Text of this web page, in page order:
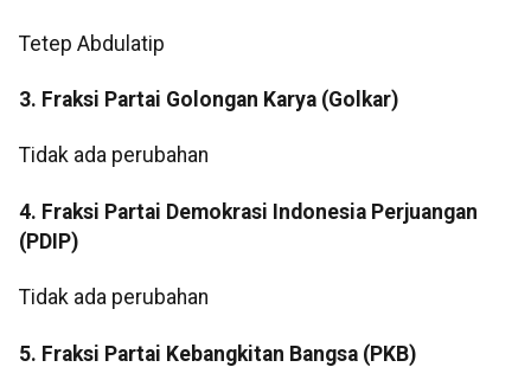
Tetep Abdulatip
3. Fraksi Partai Golongan Karya (Golkar)
Tidak ada perubahan
4. Fraksi Partai Demokrasi Indonesia Perjuangan
(PDIP)
Tidak ada perubahan
5. Fraksi Partai Kebangkitan Bangsa (PKB)